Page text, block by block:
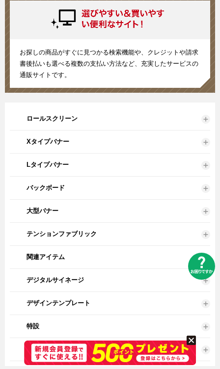
お探しの商品がすぐに見つかる検索機能や、クレジットや請求
書後払いも選べる複数の支払い方法など、充実したサービスの
通販サイトです。
ロールスクリーン
Xタイプバナー
Lタイプバナー
バックボード
大型バナー
テンションファブリック
関連アイテム
デジタルサイネージ
デザインテンプレート
特設
補修パーツ